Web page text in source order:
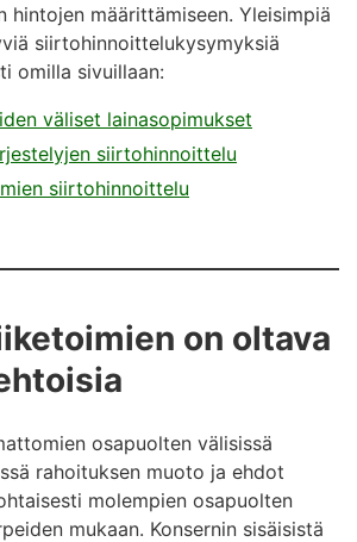
hintojen määrittämiseen. Yleisimpiä
siirtohinnoittelukysymyksiä
omilla sivuillaan:
väliset lainasopimukset
siirtohinnoittelu
siirtohinnoittelu
on oltava
osapuolten välisissä
rahoituksen muoto ja ehdot
molempien osapuolten
mukaan. Konsernin sisäisistä